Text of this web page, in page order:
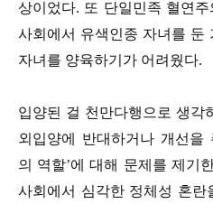
상이었다. 또 단일민족 혈연
사회에서 유색인종 자녀를 둔
자녀를 양육하기가 어려웠다.
입양된 걸 천만다행으로 생각
외입양에 반대하거나 개선을
의 역할’에 대해 문제를 제기
사회에서 심각한 정체성 혼